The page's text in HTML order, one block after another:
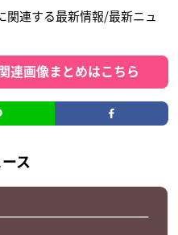
関連する最新情報/最新ニュ
連画像まとめはこちら
ス